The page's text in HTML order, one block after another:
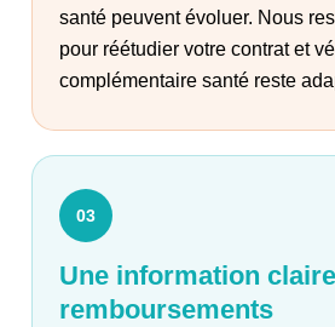
santé peuvent évoluer. Nous
pour réétudier votre contrat et
complémentaire santé reste
03
Une information
remboursements